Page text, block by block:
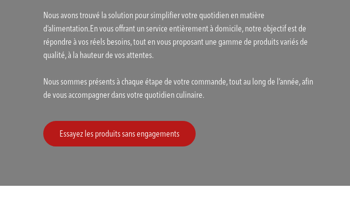
Nous avons trouvé la solution pour simplifier votre quotidien en matière
d’alimentation.En vous offrant un service entièrement à domicile, notre objectif est de
répondre à vos réels besoins, tout en vous proposant une gamme de produits variés de
qualité, à la hauteur de vos attentes.
Nous sommes présents à chaque étape de votre commande, tout au long de l’année, afin
de vous accompagner dans votre quotidien culinaire.
Essayez les produits sans engagements